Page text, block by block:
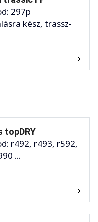
297p
kész, trassz-
topDRY
r492, r493, r592,
...